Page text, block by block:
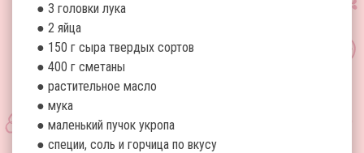
● 3 головки лука
● 2 яйца
● 150 г сыра твердых сортов
● 400 г сметаны
● растительное масло
● мука
● маленький пучок укропа
● специи, соль и горчица по вкусу